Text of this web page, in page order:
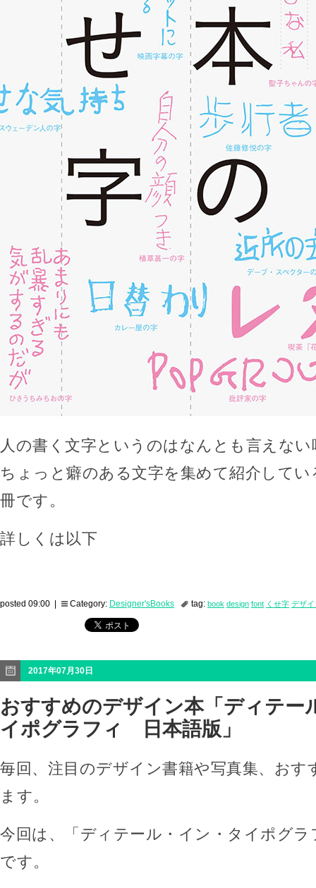
人の書く文字というのはなんとも言えな
ちょっと癖のある文字を集めて紹介して
冊です。
詳しくは以下
posted 09:00 | Category: Designer'sBooks tag: book design font くせ字 デザイ
2017年07月30日
おすすめのデザイン本「ディテー
イポグラフィ 日本語版」
毎回、注目のデザイン書籍や写真集、おす
ます。
今回は、「ディテール・イン・タイポグ
です。